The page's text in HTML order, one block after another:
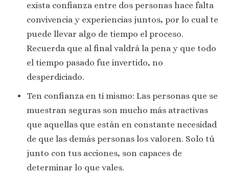
exista confianza entre dos personas hace falta
convivencia y experiencias juntos, por lo cual te
puede llevar algo de tiempo el proceso.
Recuerda que al final valdrá la pena y que todo
el tiempo pasado fue invertido, no
desperdiciado.
Ten confianza en ti mismo: Las personas que se
muestran seguras son mucho más atractivas
que aquellas que están en constante necesidad
de que las demás personas los valoren. Solo tú
junto con tus acciones, son capaces de
determinar lo que vales.